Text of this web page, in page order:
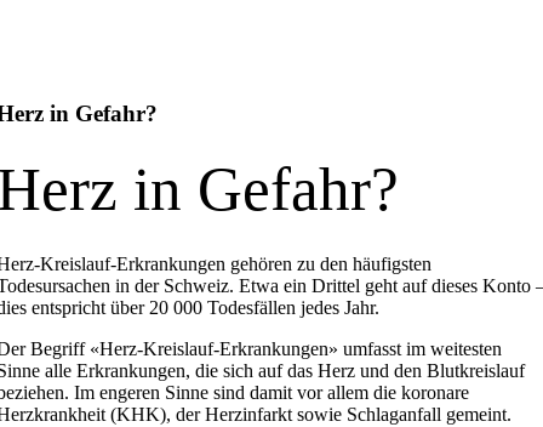
in Gefahr?
in Gefahr?
Kreislauf-Erkrankungen gehören zu den häufigsten
in der Schweiz. Etwa ein Drittel geht auf dieses Konto
entspricht über 20 000 Todesfällen jedes Jahr.
Begriff «Herz-Kreislauf-Erkrankungen» umfasst im weitesten
alle Erkrankungen, die sich auf das Herz und den Blutkreislauf
Im engeren Sinne sind damit vor allem die koronare
(KHK), der Herzinfarkt sowie Schlaganfall gemeint.